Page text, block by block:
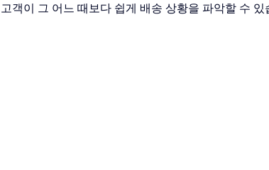
고객이 그 어느 때보다 쉽게 배송 상황을 파악할 수 있